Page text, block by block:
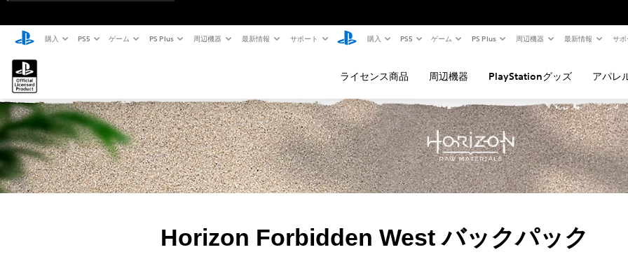
購入 PS5 ゲーム PS Plus 周辺機器 最新情報 サポート 購入 PS5 ゲーム PS Plus 周辺機器 最新情報 サポ
ライセンス商品 周辺機器 PlayStationグッズ アパレ
Horizon Forbidden West バックパック